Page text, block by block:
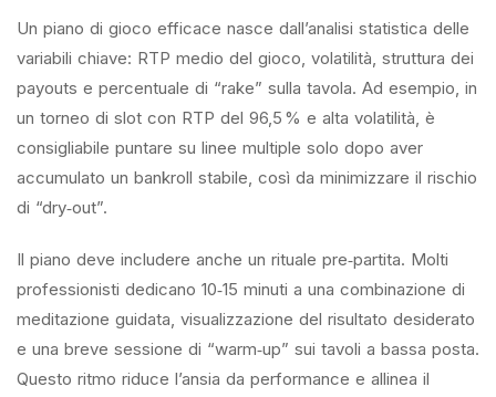
Un piano di gioco efficace nasce dall’analisi statistica delle
variabili chiave: RTP medio del gioco, volatilità, struttura dei
payouts e percentuale di “rake” sulla tavola. Ad esempio, in
un torneo di slot con RTP del 96,5 % e alta volatilità, è
consigliabile puntare su linee multiple solo dopo aver
accumulato un bankroll stabile, così da minimizzare il rischio
di “dry‑out”.
Il piano deve includere anche un rituale pre‑partita. Molti
professionisti dedicano 10‑15 minuti a una combinazione di
meditazione guidata, visualizzazione del risultato desiderato
e una breve sessione di “warm‑up” sui tavoli a bassa posta.
Questo ritmo riduce l’ansia da performance e allinea il